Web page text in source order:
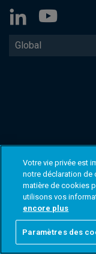
Global
Votre vie privée est
notre déclaration de
matière de cookies
utilisons vos
encore plus
Paramètres des